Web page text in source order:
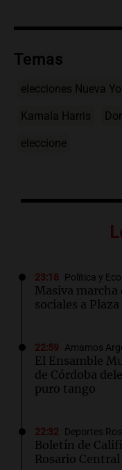
Temas
elecciones Nueva
Kamala Harris
eleccione
23:18 Política y
Masiva marcha
sociales a
22:59 Amamos
El Ensamble
de Córdoba
puro tango
22:32 Deportes
Boletín de
Rosario